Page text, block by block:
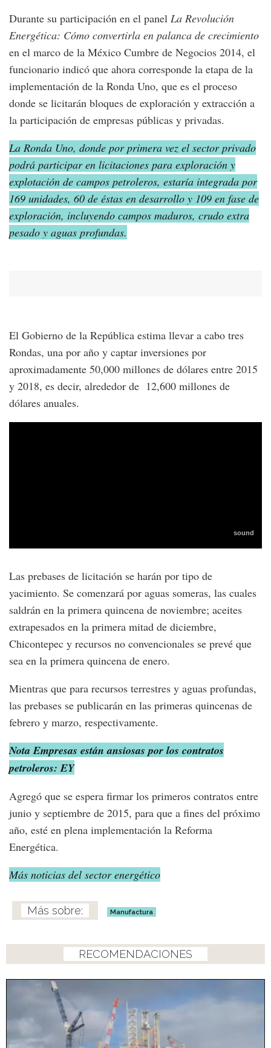
Durante su participación en el panel La Revolución
Energética: Cómo convertirla en palanca de crecimiento
en el marco de la México Cumbre de Negocios 2014, el
funcionario indicó que ahora corresponde la etapa de la
implementación de la Ronda Uno, que es el proceso
donde se licitarán bloques de exploración y extracción a
la participación de empresas públicas y privadas.
La Ronda Uno, donde por primera vez el sector privado
podrá participar en licitaciones para exploración y
explotación de campos petroleros, estaría integrada por
169 unidades, 60 de éstas en desarrollo y 109 en fase de
exploración, incluyendo campos maduros, crudo extra
pesado y aguas profundas.
El Gobierno de la República estima llevar a cabo tres
Rondas, una por año y captar inversiones por
aproximadamente 50,000 millones de dólares entre 2015
y 2018, es decir, alrededor de 12,600 millones de
dólares anuales.
Las prebases de licitación se harán por tipo de
yacimiento. Se comenzará por aguas someras, las cuales
saldrán en la primera quincena de noviembre; aceites
extrapesados en la primera mitad de diciembre,
Chicontepec y recursos no convencionales se prevé que
sea en la primera quincena de enero.
Mientras que para recursos terrestres y aguas profundas,
las prebases se publicarán en las primeras quincenas de
febrero y marzo, respectivamente.
Nota Empresas están ansiosas por los contratos
petroleros: EY
Agregó que se espera firmar los primeros contratos entre
junio y septiembre de 2015, para que a fines del próximo
año, esté en plena implementación la Reforma
Energética.
Más noticias del sector energético
Manufactura
RECOMENDACIONES